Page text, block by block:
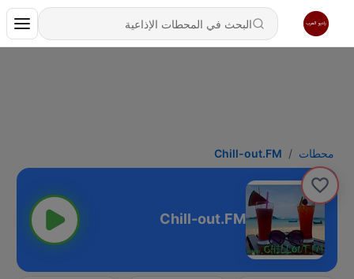
محطات Chill-out.FM
Chill-out.FM